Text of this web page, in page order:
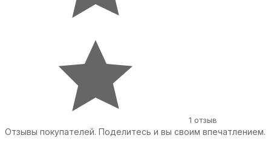
1 отзыв
Отзывы покупателей. Поделитесь и вы своим впечатлением.